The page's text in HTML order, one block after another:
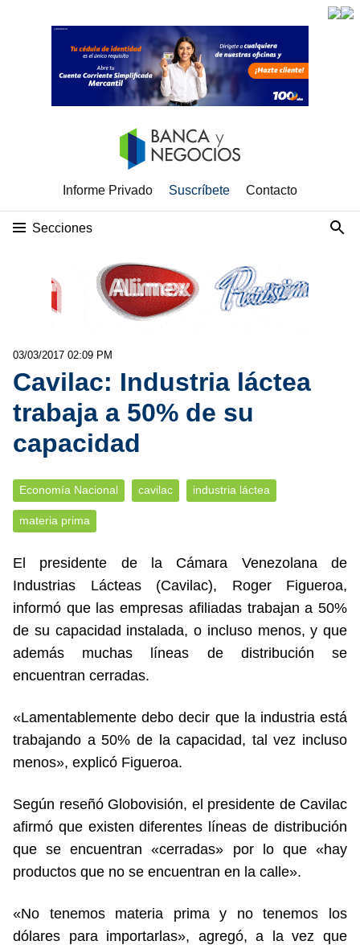
Informe Privado Suscríbete Contacto
Secciones
03/03/2017 02:09 PM
Cavilac: Industria láctea
trabaja a 50% de su
capacidad
Economía Nacional cavilac industria láctea
materia prima
El presidente de la Cámara Venezolana de
Industrias Lácteas (Cavilac), Roger Figueroa,
informó que las empresas afiliadas trabajan a 50%
de su capacidad instalada, o incluso menos, y que
además muchas líneas de distribución se
encuentran cerradas.
«Lamentablemente debo decir que la industria está
trabajando a 50% de la capacidad, tal vez incluso
menos», explicó Figueroa.
Según reseñó Globovisión, el presidente de Cavilac
afirmó que existen diferentes líneas de distribución
que se encuentran «cerradas» por lo que «hay
productos que no se encuentran en la calle».
«No tenemos materia prima y no tenemos los
dólares para importarlas», agregó, a la vez que